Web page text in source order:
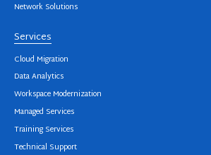
Network Solutions
Services
Cloud Migration
Data Analytics
Workspace Modernization
Managed Services
Training Services
Technical Support